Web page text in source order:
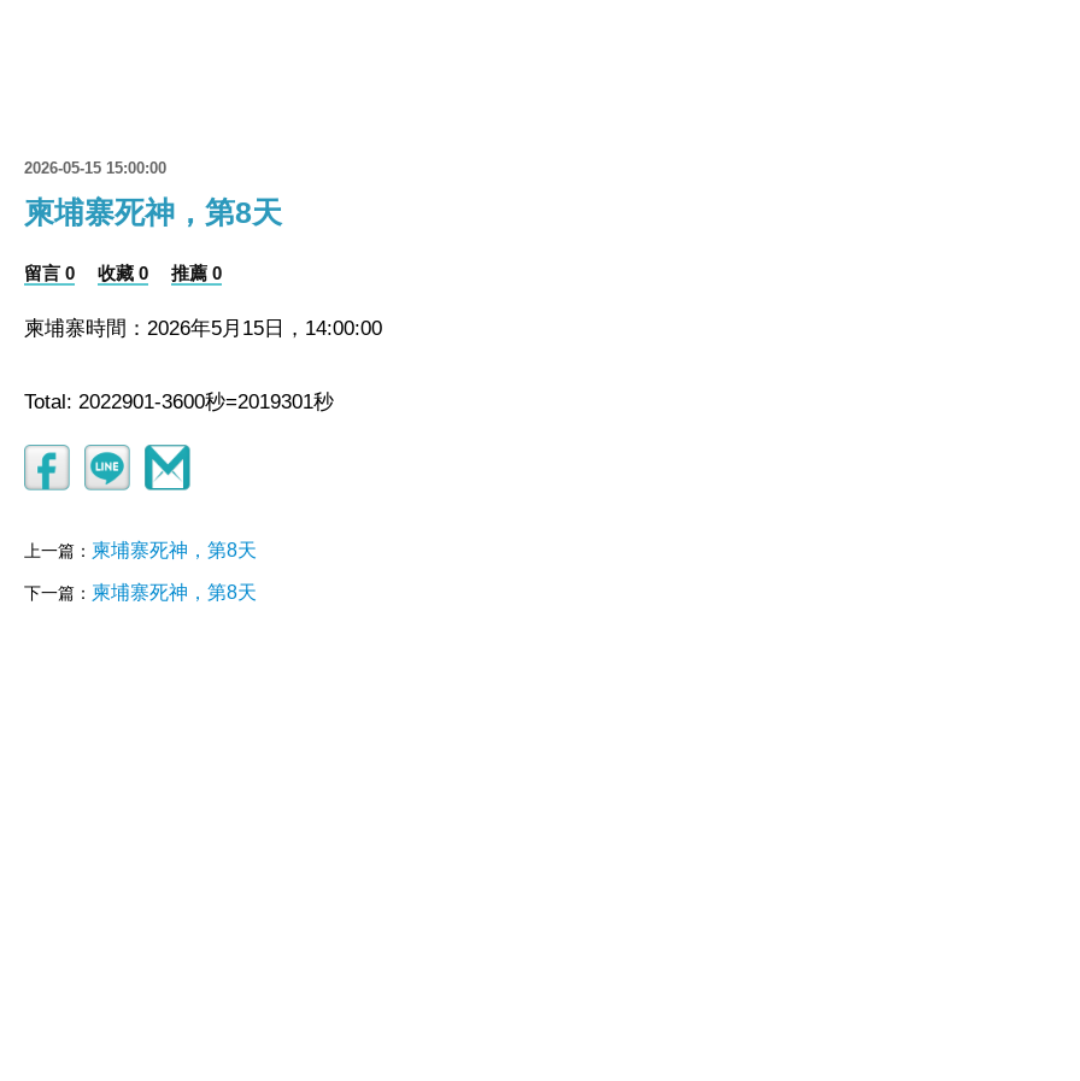
2026-05-15 15:00:00
柬埔寨死神，第8天
留言 0 收藏 0 推薦 0
柬埔寨時間：2026年5月15日，14:00:00
Total: 2022901-3600秒=2019301秒
上一篇： 柬埔寨死神，第8天
下一篇： 柬埔寨死神，第8天